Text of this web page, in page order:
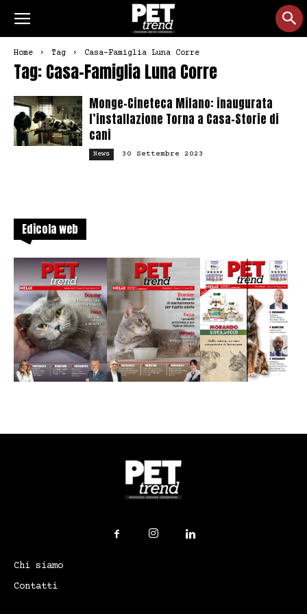
Home Tag Casa-Famiglia Luna Corre
Tag: Casa-Famiglia Luna Corre
Monge-Cineteca Milano: inaugurata
l’installazione Torna a Casa–Storie di
cani
News 30 Settembre 2023
Edicola web
Chi siamo
Contatti